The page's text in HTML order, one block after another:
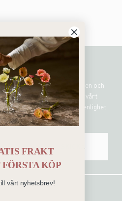
me up!
nyheterna, unika erbjudanden och
genom att prenumerera på vårt
all personlig information i enlighet
FRAKT
KÖP
vårt nyhetsbrev!